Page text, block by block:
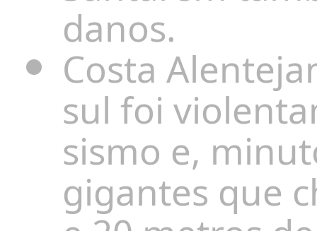
danos.
Costa
sul foi
sismo e,
gigantes que